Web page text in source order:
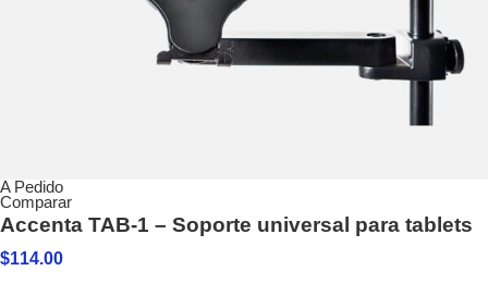
A Pedido
Comparar
Accenta TAB-1 – Soporte universal para tablets
$114.00